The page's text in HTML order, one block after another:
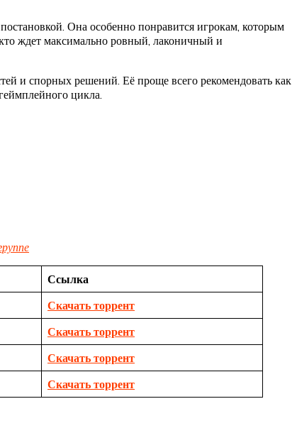
Она особенно понравится игрокам, которым
ждет максимально ровный, лаконичный и
и спорных решений. Её проще всего рекомендовать как
цикла.
Ссылка
Скачать торрент
Скачать торрент
Скачать торрент
Скачать торрент